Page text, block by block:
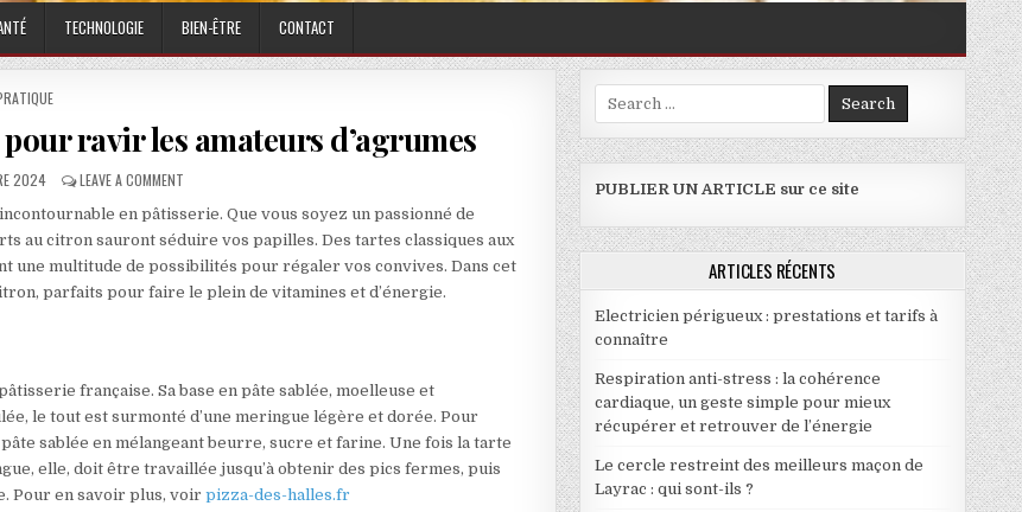
TECHNOLOGIE BIEN-ÊTRE CONTACT
IN
ravir les amateurs d’agrumes
2024 LEAVE A COMMENT ON LES MEILLEURS DESSERTS AU CITRON POUR RAVIR LES AMATEURS D’AGRUMES
en pâtisserie. Que vous soyez un passionné de
au citron sauront séduire vos papilles. Des tartes classiques aux
une multitude de possibilités pour régaler vos convives. Dans cet
parfaits pour faire le plein de vitamines et d’énergie.
française. Sa base en pâte sablée, moelleuse et
le tout est surmonté d’une meringue légère et dorée. Pour
sablée en mélangeant beurre, sucre et farine. Une fois la tarte
elle, doit être travaillée jusqu’à obtenir des pics fermes, puis
Pour en savoir plus, voirpizza-des-halles.fr
Search for:
PUBLIER UN ARTICLE sur ce site
ARTICLES RÉCENTS
Electricien périgueux : prestations et tarifs à
connaître
Respiration anti-stress : la cohérence
cardiaque, un geste simple pour mieux
récupérer et retrouver de l’énergie
Le cercle restreint des meilleurs maçon de
Layrac : qui sont-ils ?